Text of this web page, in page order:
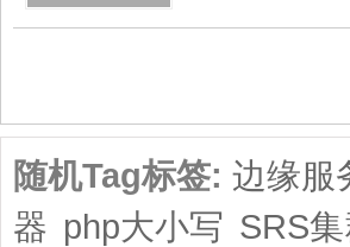
随机Tag标签: 边缘服
器 php大小写 SRS